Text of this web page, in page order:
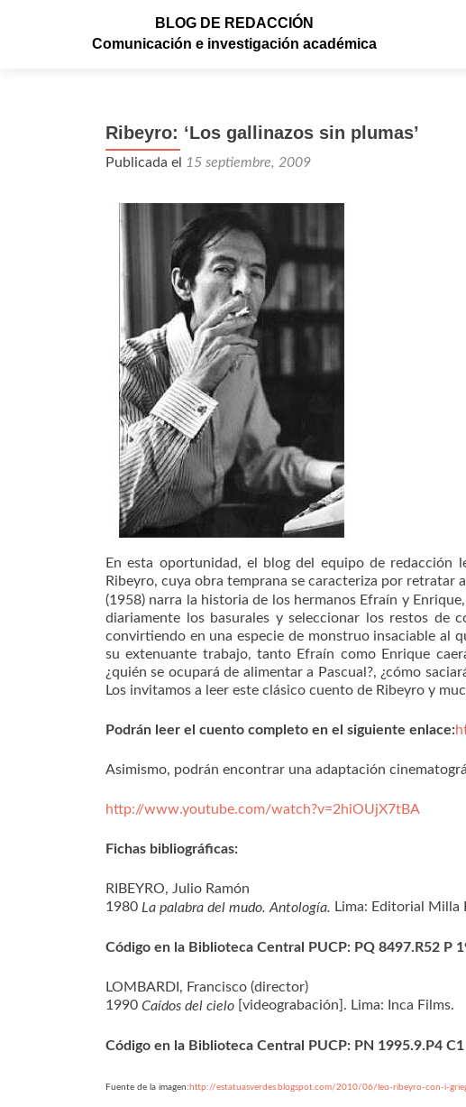
BLOG DE REDACCIÓN
Comunicación e investigación académica
Ribeyro: ‘Los gallinazos sin plumas’
Publicada el 15 septiembre, 2009
En esta oportunidad, el blog del equipo de redacción
Ribeyro, cuya obra temprana se caracteriza por retratar
(1958) narra la historia de los hermanos Efraín y
diariamente los basurales y seleccionar los restos de
convirtiendo en una especie de monstruo insaciable al
su extenuante trabajo, tanto Efraín como Enrique
¿quién se ocupará de alimentar a Pascual?, ¿cómo
Los invitamos a leer este clásico cuento de Ribeyro y
Podrán leer el cuento completo en el siguiente enlace:
Asimismo, podrán encontrar una adaptación
http://www.youtube.com/watch?v=2hiOUjX7tBA
Fichas bibliográficas:
RIBEYRO, Julio Ramón
1980 La palabra del mudo. Antología. Lima: Editorial Milla
Código en la Biblioteca Central PUCP: PQ 8497.R52 P
LOMBARDI, Francisco (director)
1990 Caídos del cielo [videograbación]. Lima: Inca Films.
Código en la Biblioteca Central PUCP: PN 1995.9.P4 C1
Fuente de la imagen: http://estatuasverdes.blogspot.com/2010/06/leo-ribeyro-con-i-